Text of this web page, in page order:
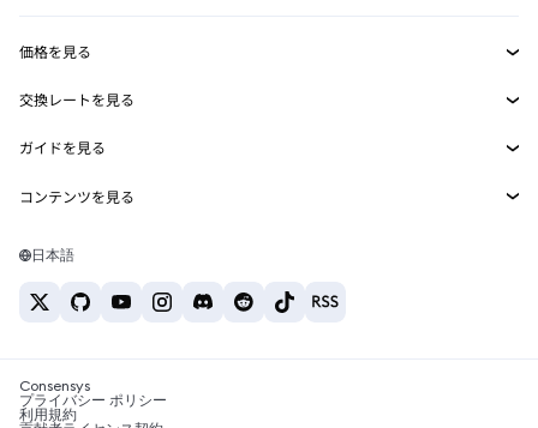
MetaMask Connect
Snaps
Web3サービス
セキュリティ
サポート
キャリア
お問い合わせ
価格を見る
イーサリアムの価格
Solanaの価格
Tetherの価格
交換レートを見る
ETH→USD
USDT→INR
BTC→INR
ETH→USDT
ガイドを見る
ETHの購入
USDTの購入
SHIBの購入
BNBの購入
コンテンツを見る
Solanaウォレット
税制関連ニュース
日本語
Consensys
プライバシー ポリシー
利用規約